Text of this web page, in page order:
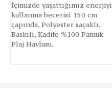
İçimizde yaşattığımız enerjiyi
kullanma becerisi. 150 cm
çapında, Polyester saçaklı,
Baskılı, Kadife %100 Pamuk
Plaj Havlusu..